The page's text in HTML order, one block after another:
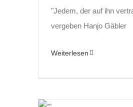
"Jedem, der auf ihn
vergeben Hanjo Gäbler
Weiterlesen